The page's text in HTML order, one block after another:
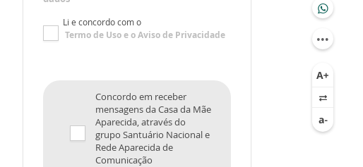
Li e concordo com o
Termo de Usoe oAviso de Privacidade
Concordo em receber
mensagens da Casa da Mãe
Aparecida, através do
grupo Santuário Nacional e
Rede Aparecida de
Comunicação